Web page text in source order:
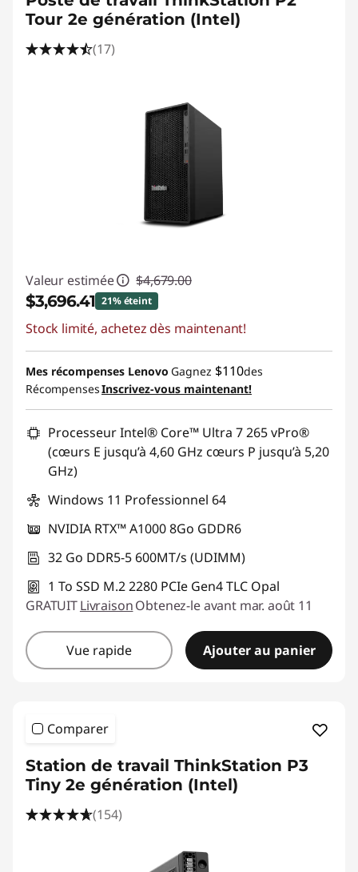
Tour 2e génération (Intel)
(17)
Valeur estimée $4,679.00
$3,696.41 21% éteint
Économies instantanées :-$982.59
Promo price: Max 5 units per order
Stock limité, achetez dès maintenant!
Mes récompenses Lenovo Gagnez $110des
RécompensesInscrivez-vous maintenant!
Processeur Intel® Core™ Ultra 7 265 vPro®
(cœurs E jusqu’à 4,60 GHz cœurs P jusqu’à 5,20
GHz)
Windows 11 Professionnel 64
NVIDIA RTX™ A1000 8Go GDDR6
32 Go DDR5-5 600MT/s (UDIMM)
1 To SSD M.2 2280 PCIe Gen4 TLC Opal
GRATUITLivraisonObtenez-le avant mar. août 11
Vue rapide Ajouter au panier
Comparer
Station de travail ThinkStation P3
Tiny 2e génération (Intel)
(154)